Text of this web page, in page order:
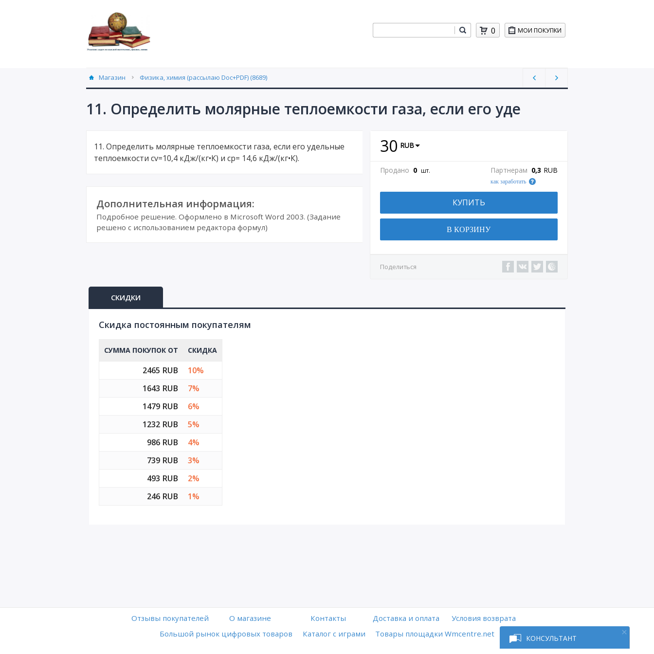
КОНСУЛЬТАНТ
МОИ ПОКУПКИ
0
Магазин Физика, химия (рассылаю Doc+PDF) (8689)
11. Определить молярные теплоемкости газа, если его уде
30 RUB
Продано 0 шт. Партнерам 0,3 RUB
как заработать
КУПИТЬ
В КОРЗИНУ
Поделиться
11. Определить молярные теплоемкости газа, если его удельные
теплоемкости сv=10,4 кДж/(кг•К) и ср= 14,6 кДж/(кг•К).
Дополнительная информация:
Подробное решение. Оформлено в Microsoft Word 2003. (Задание
решено с использованием редактора формул)
СКИДКИ
Cкидка постоянным покупателям
СУММА ПОКУПОК ОТ СКИДКА
2465 RUB
10%
1643 RUB
7%
1479 RUB
6%
1232 RUB
5%
986 RUB
4%
739 RUB
3%
493 RUB
2%
246 RUB
1%
Отзывы покупателей O магазине Контакты Доставка и оплата
Условия возврата
Большой рынок цифровых товаров
Каталог с играми Товары площадки Wmcentre.net